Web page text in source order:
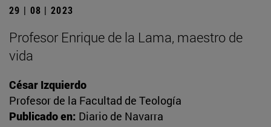
29 | 08 | 2023
Profesor Enrique de la Lama, maestro de
vida
César Izquierdo
Profesor de la Facultad de Teología
Publicado en: Diario de Navarra